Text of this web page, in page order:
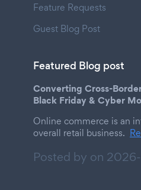
Feature Requests
Guest Blog Post
Featured Blog post
Converting Cross-
Black Friday & Cyber
Online commerce is an
overall retail business.
Posted by on